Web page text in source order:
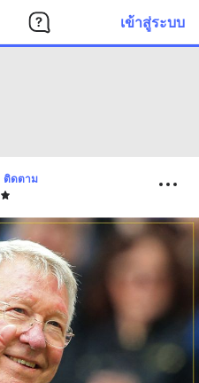
เข้าสู่ระบบ
ติดตาม